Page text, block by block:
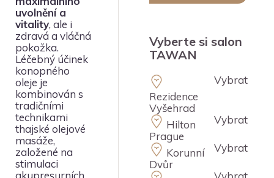
uvolnění a
vitality, ale i
zdravá a vláčná
pokožka.
Léčebný účinek
konopného
oleje je
kombinován s
tradičními
technikami
thajské olejové
masáže,
založené na
stimulaci
akupresurních
Vyberte si salon
TAWAN
Rezidence
Vyšehrad
Vybrat
Hilton
Prague
Vybrat
Korunní
Dvůr
Vybrat